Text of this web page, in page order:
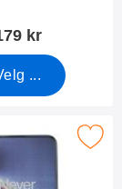
kr
...
som favoritt